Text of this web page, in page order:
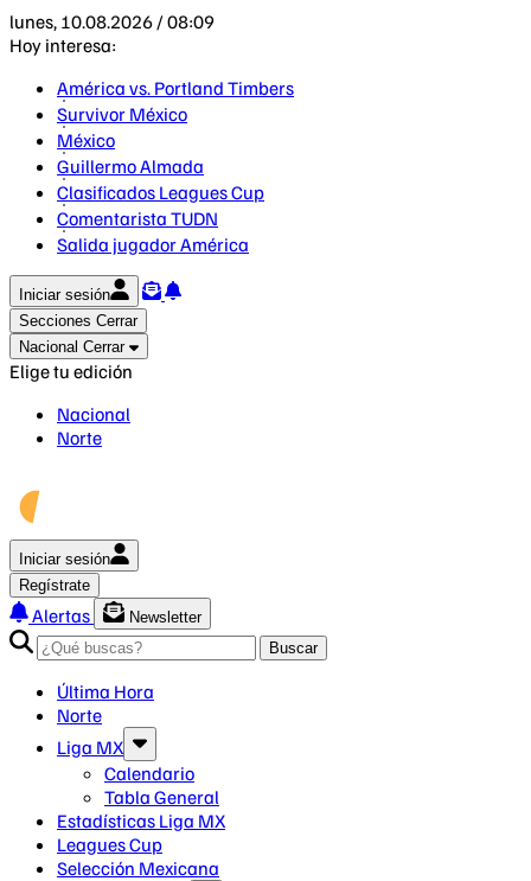
lunes, 10.08.2026 / 08:09
Hoy interesa:
América vs. Portland Timbers
Survivor México
México
Guillermo Almada
Clasificados Leagues Cup
Comentarista TUDN
Salida jugador América
Iniciar sesión
Secciones Cerrar
Nacional Cerrar
Elige tu edición
Nacional
Norte
Iniciar sesión
Regístrate
Alertas
Newsletter
Buscar
Última Hora
Norte
Liga MX
Calendario
Tabla General
Estadísticas Liga MX
Leagues Cup
Selección Mexicana